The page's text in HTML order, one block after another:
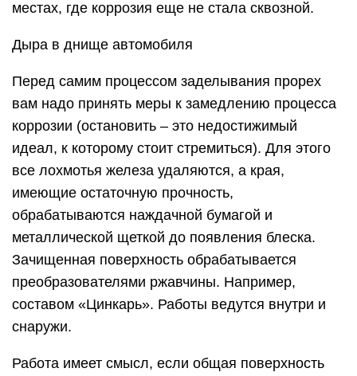
местах, где коррозия еще не стала сквозной.
Дыра в днище автомобиля
Перед самим процессом заделывания прорех
вам надо принять меры к замедлению процесса
коррозии (остановить – это недостижимый
идеал, к которому стоит стремиться). Для этого
все лохмотья железа удаляются, а края,
имеющие остаточную прочность,
обрабатываются наждачной бумагой и
металлической щеткой до появления блеска.
Зачищенная поверхность обрабатывается
преобразователями ржавчины. Например,
составом «Цинкарь». Работы ведутся внутри и
снаружи.
Работа имеет смысл, если общая поверхность